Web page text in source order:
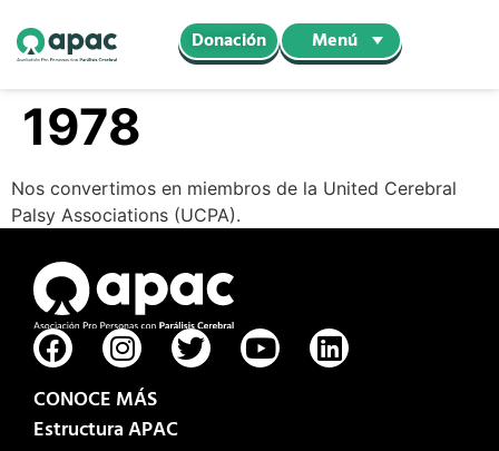
Donación Menú
1978
Nos convertimos en miembros de la United Cerebral
Palsy Associations (UCPA).
CONOCE MÁS
Estructura APAC